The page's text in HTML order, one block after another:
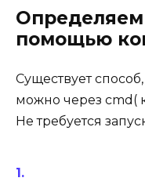
помощью
Существует
можно через cmd(
Не требуется